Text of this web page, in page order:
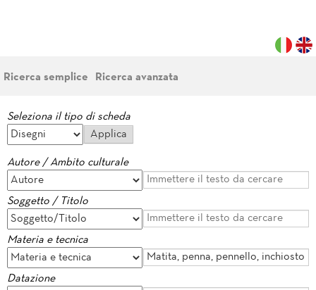
Ricerca semplice Ricerca avanzata
Seleziona il tipo di scheda
Autore / Ambito culturale
Soggetto / Titolo
Materia e tecnica
Datazione